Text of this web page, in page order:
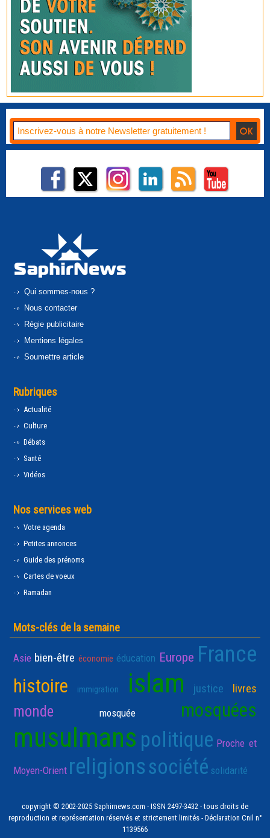
Qui sommes-nous ?
Nous contacter
Régie publicitaire
Mentions légales
Soumettre article
Rubriques
Actualité
Culture
Débats
Santé
Vidéos
Nos services web
Votre agenda
Petites annonces
Guide des prénoms
Cartes de voeux
Ramadan
Mots-clés de la semaine
Asie bien-être économie éducation Europe France
histoire immigration islam justice livres
monde mosquée mosquées
musulmans politique Proche et
Moyen-Orient religionssociété solidarité
copyright © 2002-2025 Saphirnews.com - ISSN 2497-3432 - tous droits de
reproduction et représentation réservés et strictement limités - Déclaration Cnil n°
1139566